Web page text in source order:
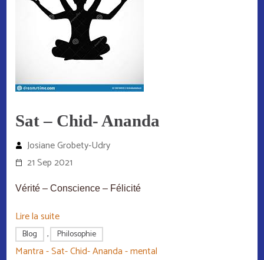
Sat – Chid- Ananda
Josiane Grobety-Udry
21 Sep 2021
Vérité – Conscience – Félicité
Lire la suite
Blog , Philosophie
Mantra - Sat- Chid- Ananda - mental